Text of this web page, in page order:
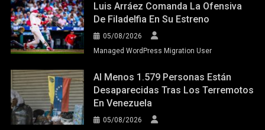
Luis Arráez Comanda La Ofensiva
De Filadelfia En Su Estreno
05/08/2026
Managed WordPress Migration User
Al Menos 1.579 Personas Están
Desaparecidas Tras Los Terremotos
En Venezuela
05/08/2026